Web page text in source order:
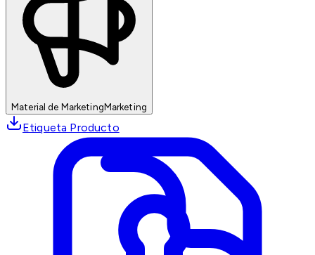
Material de MarketingMarketing
Etiqueta Producto